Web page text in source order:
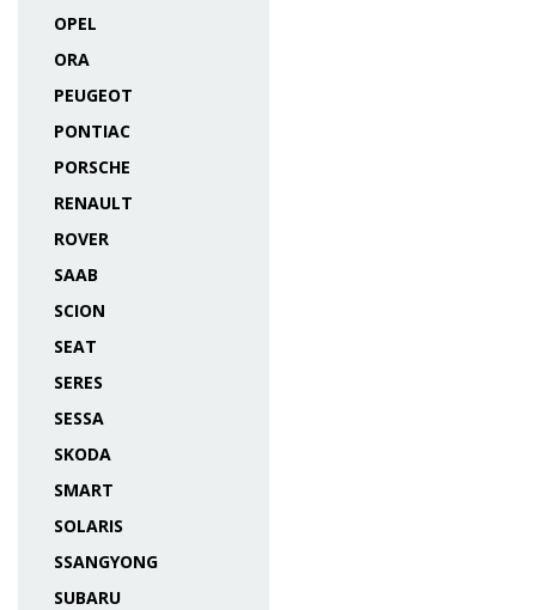
OPEL
ORA
PEUGEOT
PONTIAC
PORSCHE
RENAULT
ROVER
SAAB
SCION
SEAT
SERES
SESSA
SKODA
SMART
SOLARIS
SSANGYONG
SUBARU